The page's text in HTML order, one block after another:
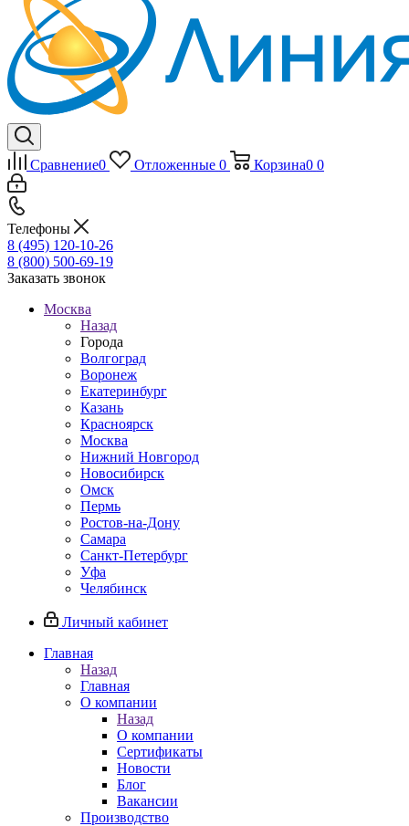
Сравнение0 Отложенные 0 Корзина0 0
Телефоны
8 (495) 120-10-26
8 (800) 500-69-19
Заказать звонок
Москва
Назад
Города
Волгоград
Воронеж
Екатеринбург
Казань
Красноярск
Москва
Нижний Новгород
Новосибирск
Омск
Пермь
Ростов-на-Дону
Самара
Санкт-Петербург
Уфа
Челябинск
Личный кабинет
Главная
Назад
Главная
О компании
Назад
О компании
Сертификаты
Новости
Блог
Вакансии
Производство